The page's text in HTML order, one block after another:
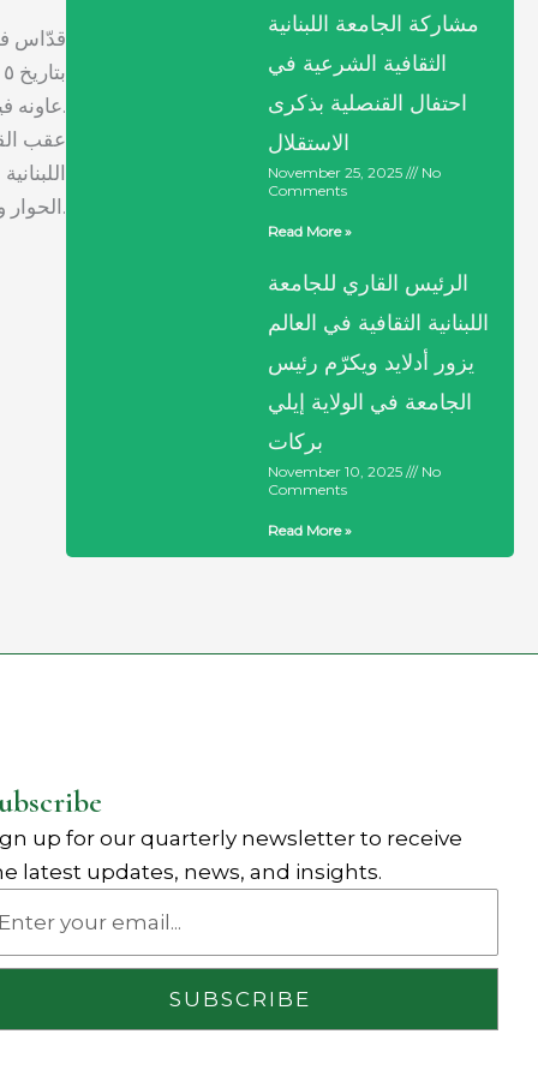
قدّاس
عاونه فيه رئيس الدير الأب شارل حتّي، بحضور حشد من أبناء الجالية اللبنانية.
عقب
الحوار والتعاون بين مكونات الجالية، بما يخدم وحدتها ودورها الفاعل في دعم لبنان.
مشاركة الجامعة اللبنانية
الثقافية الشرعية في
احتفال القنصلية بذكرى
الاستقلال
November 25, 2025
No
Comments
Read More »
الرئيس القاري للجامعة
اللبنانية الثقافية في العالم
يزور أدلايد ويكرّم رئيس
الجامعة في الولاية إيلي
بركات
November 10, 2025
No
Comments
Read More »
up for our quarterly newsletter to receive
latest updates, news, and insights.
SUBSCRIBE